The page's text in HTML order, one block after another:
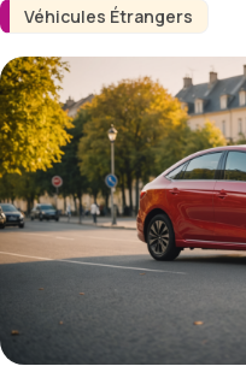
Véhicules Étrangers